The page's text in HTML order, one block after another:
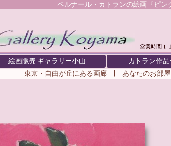
ベルナール・カトランの絵画『ピン
絵画販売 ギャラリー小山 カトラン作
東京・自由が丘にある画廊 | あなたのお部屋